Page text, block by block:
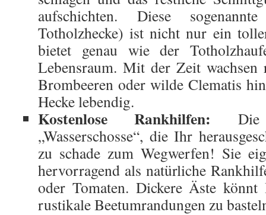
aufschichten. Diese
Totholzhecke) ist nicht nur ein
bietet genau wie der
Lebensraum. Mit der Zeit wachsen
Brombeeren oder wilde Clematis
Hecke lebendig.
Kostenlose Rankhilfen: Die
„Wasserschosse“, die Ihr
zu schade zum Wegwerfen! Sie
hervorragend als natürliche
oder Tomaten. Dickere Äste
rustikale Beetumrandungen zu